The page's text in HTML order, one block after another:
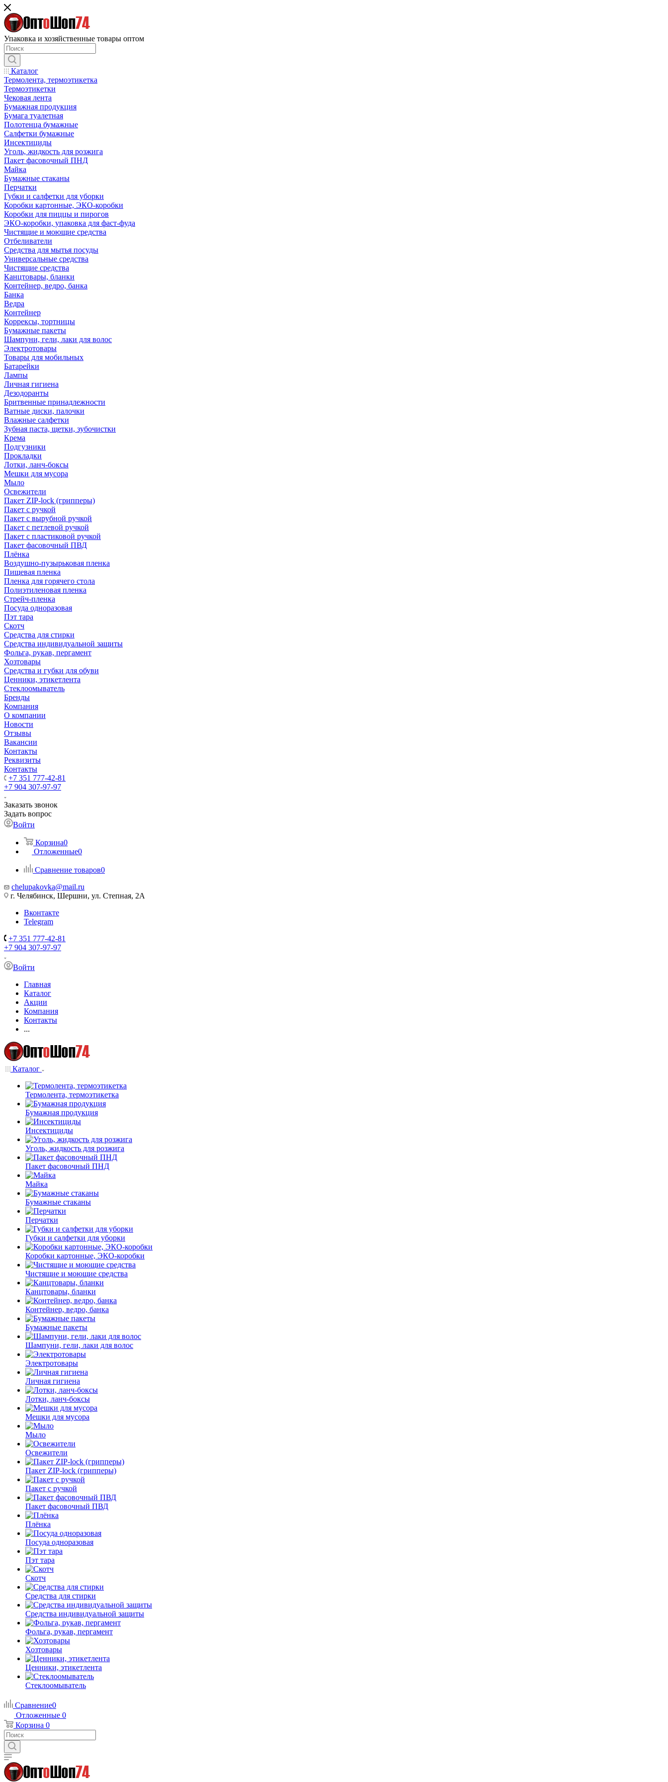
Упаковка и хозяйственные товары оптом
Каталог
Термолента, термоэтикетка
Термоэтикетки
Чековая лента
Бумажная продукция
Бумага туалетная
Полотенца бумажные
Салфетки бумажные
Инсектициды
Уголь, жидкость для розжига
Пакет фасовочный ПНД
Майка
Бумажные стаканы
Перчатки
Губки и салфетки для уборки
Коробки картонные, ЭКО-коробки
Коробки для пиццы и пирогов
ЭКО-коробки, упаковка для фаст-фуда
Чистящие и моющие средства
Отбеливатели
Средства для мытья посуды
Универсальные средства
Чистящие средства
Канцтовары, бланки
Контейнер, ведро, банка
Банка
Ведра
Контейнер
Коррексы, тортницы
Бумажные пакеты
Шампуни, гели, лаки для волос
Электротовары
Товары для мобильных
Батарейки
Лампы
Личная гигиена
Дезодоранты
Бритвенные принадлежности
Ватные диски, палочки
Влажные салфетки
Зубная паста, щетки, зубочистки
Крема
Подгузники
Прокладки
Лотки, ланч-боксы
Мешки для мусора
Мыло
Освежители
Пакет ZIP-lock (грипперы)
Пакет с ручкой
Пакет с вырубной ручкой
Пакет с петлевой ручкой
Пакет с пластиковой ручкой
Пакет фасовочный ПВД
Плёнка
Воздушно-пузырьковая пленка
Пищевая пленка
Пленка для горячего стола
Полиэтиленовая пленка
Стрейч-пленка
Посуда одноразовая
Пэт тара
Скотч
Средства для стирки
Средства индивидуальной защиты
Фольга, рукав, пергамент
Хозтовары
Средства и губки для обуви
Ценники, этикетлента
Стеклоомыватель
Бренды
Компания
О компании
Новости
Отзывы
Вакансии
Контакты
Реквизиты
Контакты
+7 351 777-42-81
+7 904 307-97-97
Заказать звонок
Задать вопрос
Войти
Корзина0
Отложенные0
Сравнение товаров0
chelupakovka@mail.ru
г. Челябинск, Шершни, ул. Степная, 2А
Вконтакте
Telegram
+7 351 777-42-81
+7 904 307-97-97
Войти
Главная
Каталог
Акции
Компания
Контакты
...
Каталог
Термолента, термоэтикетка
Бумажная продукция
Инсектициды
Уголь, жидкость для розжига
Пакет фасовочный ПНД
Майка
Бумажные стаканы
Перчатки
Губки и салфетки для уборки
Коробки картонные, ЭКО-коробки
Чистящие и моющие средства
Канцтовары, бланки
Контейнер, ведро, банка
Бумажные пакеты
Шампуни, гели, лаки для волос
Электротовары
Личная гигиена
Лотки, ланч-боксы
Мешки для мусора
Мыло
Освежители
Пакет ZIP-lock (грипперы)
Пакет с ручкой
Пакет фасовочный ПВД
Плёнка
Посуда одноразовая
Пэт тара
Скотч
Средства для стирки
Средства индивидуальной защиты
Фольга, рукав, пергамент
Хозтовары
Ценники, этикетлента
Стеклоомыватель
Сравнение0
Отложенные 0
Корзина 0